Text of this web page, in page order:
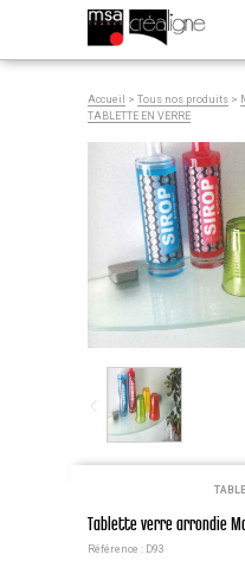
Accueil > Tous nos produits >
TABLETTE EN VERRE
Tablette verre arrondie
Référence : D93